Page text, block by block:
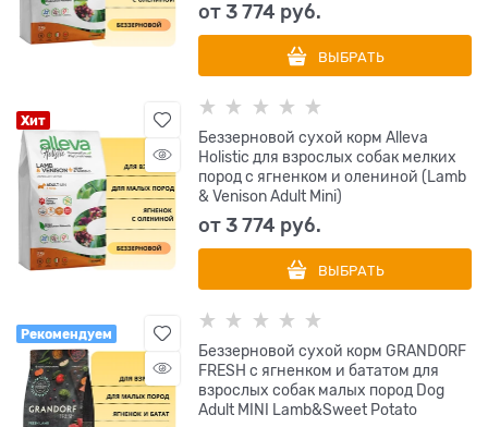
от3 774 руб.
ВЫБРАТЬ
Хит
Беззерновой сухой корм Alleva
Holistic для взрослых собак мелких
пород с ягненком и олениной (Lamb
& Venison Adult Mini)
от3 774 руб.
ВЫБРАТЬ
Рекомендуем
Беззерновой сухой корм GRANDORF
FRESH с ягненком и бататом для
взрослых собак малых пород Dog
Adult MINI Lamb&Sweet Potato